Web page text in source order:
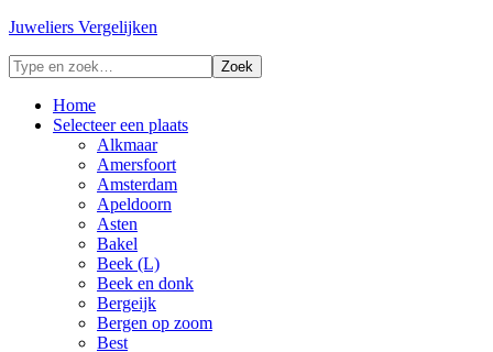
Juweliers Vergelijken
Home
Selecteer een plaats
Alkmaar
Amersfoort
Amsterdam
Apeldoorn
Asten
Bakel
Beek (L)
Beek en donk
Bergeijk
Bergen op zoom
Best